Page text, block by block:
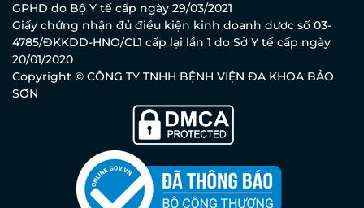
GPHD do Bộ Y tế cấp ngày 29/03/2021
Giấy chứng nhận đủ điều kiện kinh doanh dược số 03-
4785/ĐKKDD-HNO/CL1 cấp lại lần 1 do Sở Y tế cấp ngày
20/01/2020
Copyright © CÔNG TY TNHH BỆNH VIỆN ĐA KHOA BẢO
SƠN